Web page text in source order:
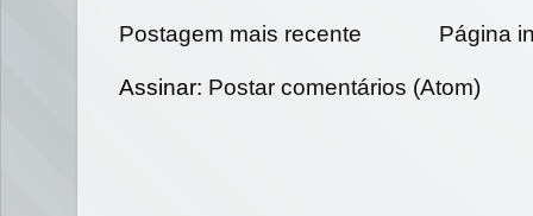
Postagem mais recente Página
Assinar: Postar comentários (Atom)